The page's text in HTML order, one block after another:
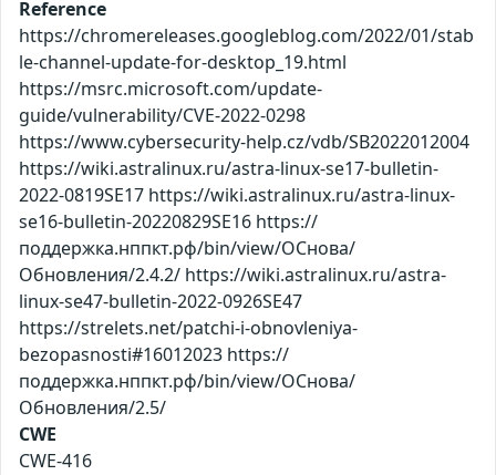
Reference
https://chromereleases.googleblog.com/2022/01/stab
le-channel-update-for-desktop_19.html
https://msrc.microsoft.com/update-
guide/vulnerability/CVE-2022-0298
https://www.cybersecurity-help.cz/vdb/SB2022012004
https://wiki.astralinux.ru/astra-linux-se17-bulletin-
2022-0819SE17 https://wiki.astralinux.ru/astra-linux-
se16-bulletin-20220829SE16 https://
поддержка.нппкт.рф/bin/view/ОСнова/
Обновления/2.4.2/ https://wiki.astralinux.ru/astra-
linux-se47-bulletin-2022-0926SE47
https://strelets.net/patchi-i-obnovleniya-
bezopasnosti#16012023 https://
поддержка.нппкт.рф/bin/view/ОСнова/
Обновления/2.5/
CWE
CWE-416